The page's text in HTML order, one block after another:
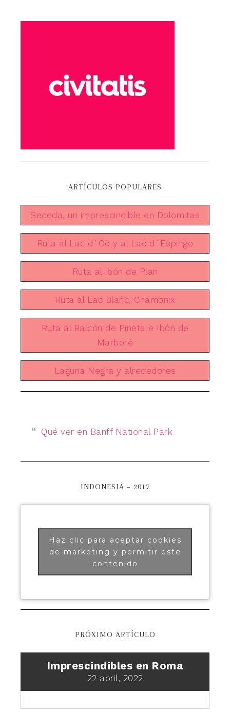
ARTÍCULOS POPULARES
Seceda, un imprescindible en Dolomitas
Ruta al Lac d´Oô y al Lac d´Espingo
Ruta al Ibón de Plan
Ruta al Lac Blanc, Chamonix
Ruta al Balcón de Pineta e Ibón de
Marboré
Laguna Negra y alrededores
Qué ver en Banff National Park
INDONESIA – 2017
Haz clic para aceptar cookies
de marketing y permitir este
contenido
PRÓXIMO ARTÍCULO
Imprescindibles en Roma
22 abril, 2022